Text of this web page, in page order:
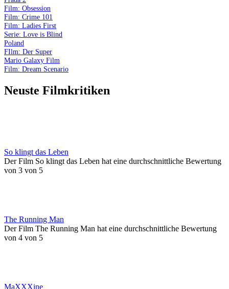
Film: Obsession
Film: Crime 101
Film: Ladies First
Serie: Love is Blind
Poland
FIlm: Der Super
Mario Galaxy Film
Film: Dream Scenario
Neuste Filmkritiken
So klingt das Leben
Der Film So klingt das Leben hat eine durchschnittliche Bewertung
von 3 von 5
The Running Man
Der Film The Running Man hat eine durchschnittliche Bewertung
von 4 von 5
MaXXXine